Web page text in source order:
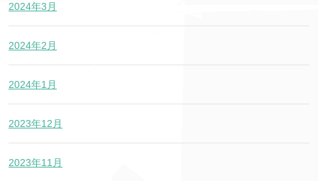
2024年3月
2024年2月
2024年1月
2023年12月
2023年11月